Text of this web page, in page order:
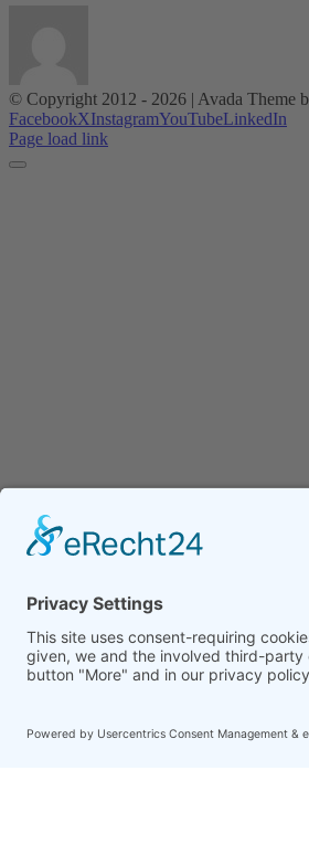
© Copyright 2012 - 2026 | Avada Theme
FacebookXInstagramYouTubeLinkedIn
Page load link